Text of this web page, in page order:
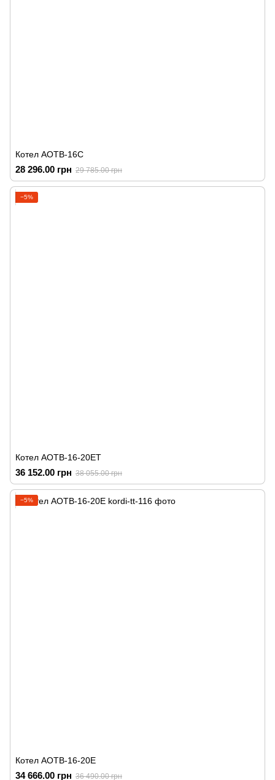
Котел АОТВ-16С
28 296.00 грн 29 785.00 грн
−5%
Котел АОТВ-16-20ЕТ
36 152.00 грн 38 055.00 грн
−5%
Котел АОТВ-16-20Е
34 666.00 грн 36 490.00 грн